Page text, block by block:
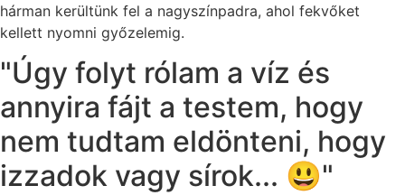
hárman kerültünk fel a nagyszínpadra, ahol fekvőket
kellett nyomni győzelemig.
"Úgy folyt rólam a víz és
annyira fájt a testem, hogy
nem tudtam eldönteni, hogy
izzadok vagy sírok... 😃"